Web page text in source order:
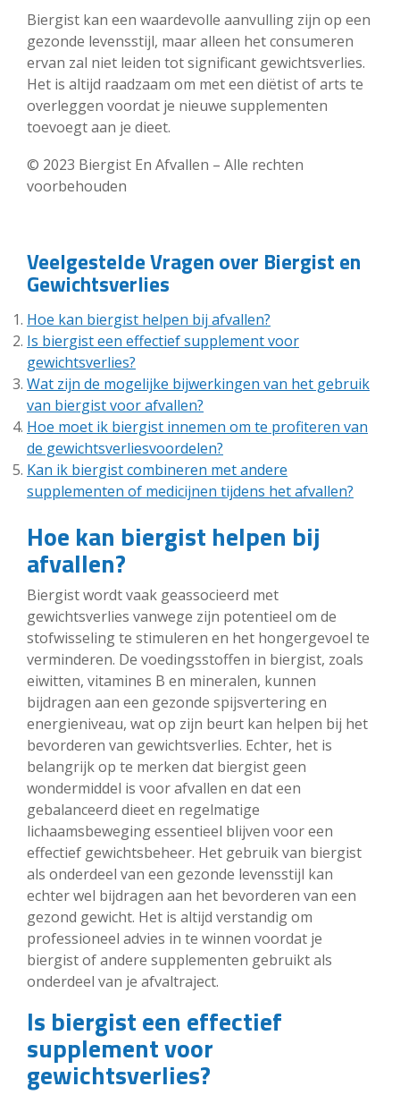
Biergist kan een waardevolle aanvulling zijn op een
gezonde levensstijl, maar alleen het consumeren
ervan zal niet leiden tot significant gewichtsverlies.
Het is altijd raadzaam om met een diëtist of arts te
overleggen voordat je nieuwe supplementen
toevoegt aan je dieet.
© 2023 Biergist En Afvallen – Alle rechten
voorbehouden
Veelgestelde Vragen over Biergist en
Gewichtsverlies
Hoe kan biergist helpen bij afvallen?
Is biergist een effectief supplement voor
gewichtsverlies?
Wat zijn de mogelijke bijwerkingen van het gebruik
van biergist voor afvallen?
Hoe moet ik biergist innemen om te profiteren van
de gewichtsverliesvoordelen?
Kan ik biergist combineren met andere
supplementen of medicijnen tijdens het afvallen?
Hoe kan biergist helpen bij
afvallen?
Biergist wordt vaak geassocieerd met
gewichtsverlies vanwege zijn potentieel om de
stofwisseling te stimuleren en het hongergevoel te
verminderen. De voedingsstoffen in biergist, zoals
eiwitten, vitamines B en mineralen, kunnen
bijdragen aan een gezonde spijsvertering en
energieniveau, wat op zijn beurt kan helpen bij het
bevorderen van gewichtsverlies. Echter, het is
belangrijk op te merken dat biergist geen
wondermiddel is voor afvallen en dat een
gebalanceerd dieet en regelmatige
lichaamsbeweging essentieel blijven voor een
effectief gewichtsbeheer. Het gebruik van biergist
als onderdeel van een gezonde levensstijl kan
echter wel bijdragen aan het bevorderen van een
gezond gewicht. Het is altijd verstandig om
professioneel advies in te winnen voordat je
biergist of andere supplementen gebruikt als
onderdeel van je afvaltraject.
Is biergist een effectief
supplement voor
gewichtsverlies?